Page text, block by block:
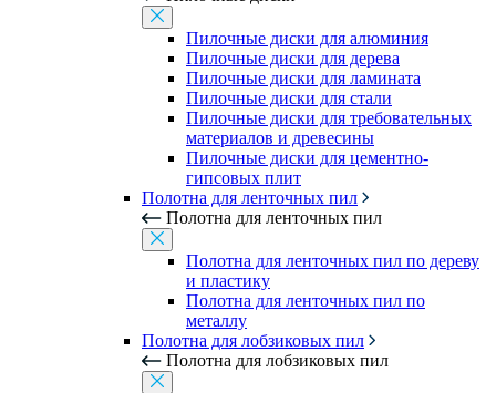
Пилочные диски для алюминия
Пилочные диски для дерева
Пилочные диски для ламината
Пилочные диски для стали
Пилочные диски для требовательных
материалов и древесины
Пилочные диски для цементно-
гипсовых плит
Полотна для ленточных пил
Полотна для ленточных пил
Полотна для ленточных пил по дереву
и пластику
Полотна для ленточных пил по
металлу
Полотна для лобзиковых пил
Полотна для лобзиковых пил